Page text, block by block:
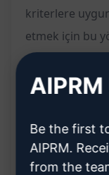
kriterlere
etmek için bu
ChatGPT'de
%100
SEO odaklı
Be the first
AIPRM.
from the